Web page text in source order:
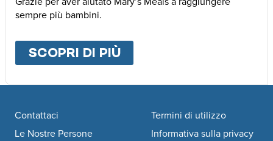
sempre più bambini.
SCOPRI DI PIÙABOUT
Footer navigation
Contattaci
Le Nostre Persone
Termini di utilizzo
Informativa sulla privacy